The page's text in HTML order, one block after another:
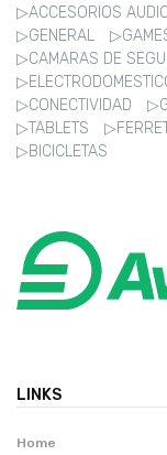
▷ACCESORIOS
▷GENERAL
▷CAMARAS DE
▷CONECTIVIDAD
▷TABLETS
▷BICICLETAS
LINKS
Home